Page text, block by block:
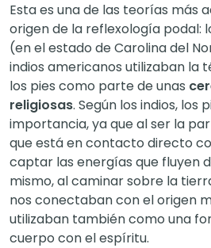
Esta es una de las teorías más
origen de la reflexología podal:
(en el estado de Carolina del
indios americanos utilizaban la
los pies como parte de unas
religiosas. Según los indios, los
importancia, ya que al ser la
que está en contacto directo
captar las energías que fluyen
mismo, al caminar sobre la
nos conectaban con el origen
utilizaban también como una
cuerpo con el espíritu.